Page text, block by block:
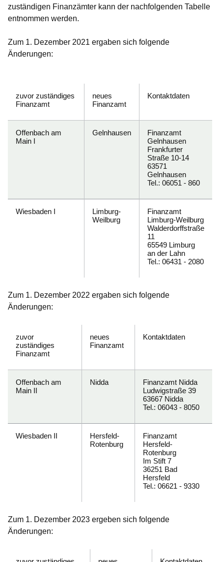
zuständigen Finanzämter kann der nachfolgenden Tabelle
entnommen werden.
Zum 1. Dezember 2021 ergaben sich folgende
Änderungen:
zuvor zuständiges
Finanzamt
neues
Finanzamt
Kontaktdaten
Offenbach am
Main I
Gelnhausen
Finanzamt
Gelnhausen
Frankfurter
Straße 10-14
63571
Gelnhausen
Tel.: 06051 - 860
Wiesbaden I
Limburg-
Weilburg
Finanzamt
Limburg-Weilburg
Walderdorffstraße
11
65549 Limburg
an der Lahn
Tel.: 06431 - 2080
Zum 1. Dezember 2022 ergaben sich folgende
Änderungen:
zuvor
zuständiges
Finanzamt
neues
Finanzamt
Kontaktdaten
Offenbach am
Main II
Nidda
Finanzamt Nidda
Ludwigstraße 39
63667 Nidda
Tel.: 06043 - 8050
Wiesbaden II
Hersfeld-
Rotenburg
Finanzamt
Hersfeld-
Rotenburg
Im Stift 7
36251 Bad
Hersfeld
Tel.: 06621 - 9330
Zum 1. Dezember 2023 ergeben sich folgende
Änderungen: